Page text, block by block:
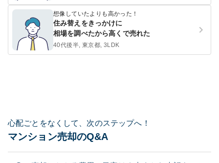
想像していたよりも高かった！
住み替えをきっかけに
相場を調べたから高くで売れた
40代後半, 東京都, 3LDK
心配ごとをなくして、次のステップへ！
マンション売却のQ&A